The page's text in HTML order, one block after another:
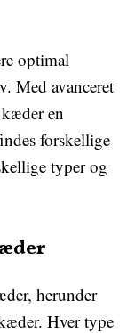
optimal
Med avanceret
en
forskellige
typer og
herunder
Hver type